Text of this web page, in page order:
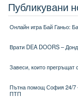
Публикувани
Онлайн игра Бай Ганьо:
Врати DEA DOORS –
Завеси, които прегръщат
Пътна помощ София 24/7
ПТП